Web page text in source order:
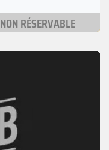
NON RÉSERVABLE